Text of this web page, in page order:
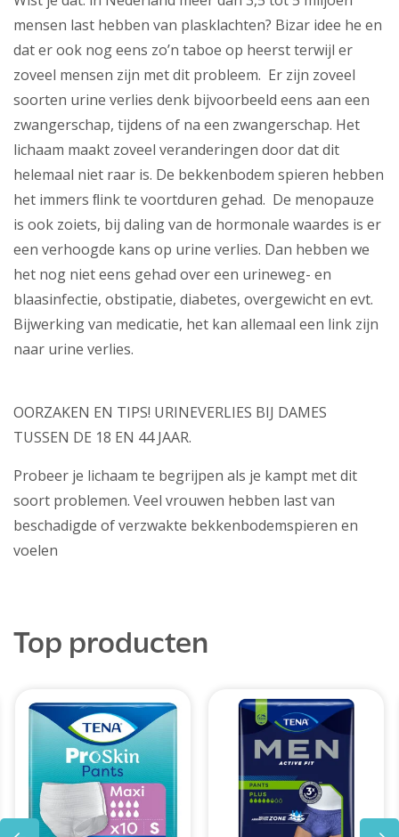
mensen last hebben van plasklachten? Bizar idee he en
dat er ook nog eens zo’n taboe op heerst terwijl er
zoveel mensen zijn met dit probleem. Er zijn zoveel
soorten urine verlies denk bijvoorbeeld eens aan een
zwangerschap, tijdens of na een zwangerschap. Het
lichaam maakt zoveel veranderingen door dat dit
helemaal niet raar is. De bekkenbodem spieren hebben
het immers ﬂink te voortduren gehad. De menopauze
is ook zoiets, bij daling van de hormonale waardes is er
een verhoogde kans op urine verlies. Dan hebben we
het nog niet eens gehad over een urineweg- en
blaasinfectie, obstipatie, diabetes, overgewicht en evt.
Bijwerking van medicatie, het kan allemaal een link zijn
naar urine verlies.
OORZAKEN EN TIPS! URINEVERLIES BIJ DAMES
TUSSEN DE 18 EN 44 JAAR.
Probeer je lichaam te begrijpen als je kampt met dit
soort problemen. Veel vrouwen hebben last van
beschadigde of verzwakte bekkenbodemspieren en
voelen
Top producten